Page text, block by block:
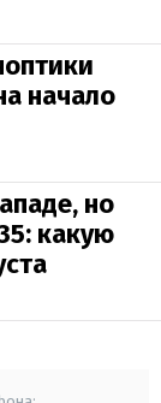
начало
но
какую